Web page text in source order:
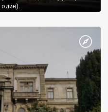
один).